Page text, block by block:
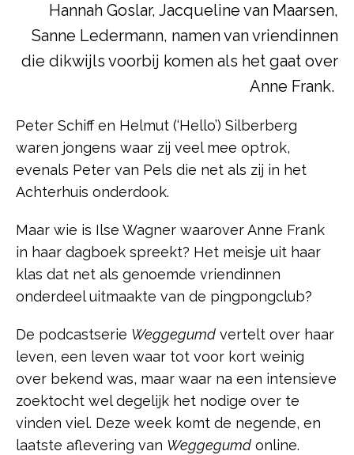
Hannah Goslar, Jacqueline van Maarsen,
Sanne Ledermann, namen van vriendinnen
die dikwijls voorbij komen als het gaat over
Anne Frank.
Peter Schiff en Helmut (‘Hello’) Silberberg
waren jongens waar zij veel mee optrok,
evenals Peter van Pels die net als zij in het
Achterhuis onderdook.
Maar wie is Ilse Wagner waarover Anne Frank
in haar dagboek spreekt? Het meisje uit haar
klas dat net als genoemde vriendinnen
onderdeel uitmaakte van de pingpongclub?
De podcastserie Weggegumd vertelt over haar
leven, een leven waar tot voor kort weinig
over bekend was, maar waar na een intensieve
zoektocht wel degelijk het nodige over te
vinden viel. Deze week komt de negende, en
laatste aflevering van Weggegumd online.